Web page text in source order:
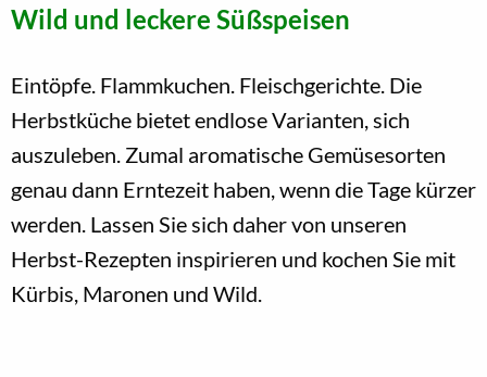
Wild und leckere Süßspeisen
Eintöpfe. Flammkuchen. Fleischgerichte. Die
Herbstküche bietet endlose Varianten, sich
auszuleben. Zumal aromatische Gemüsesorten
genau dann Erntezeit haben, wenn die Tage kürzer
werden. Lassen Sie sich daher von unseren
Herbst-Rezepten inspirieren und kochen Sie mit
Kürbis, Maronen und Wild.